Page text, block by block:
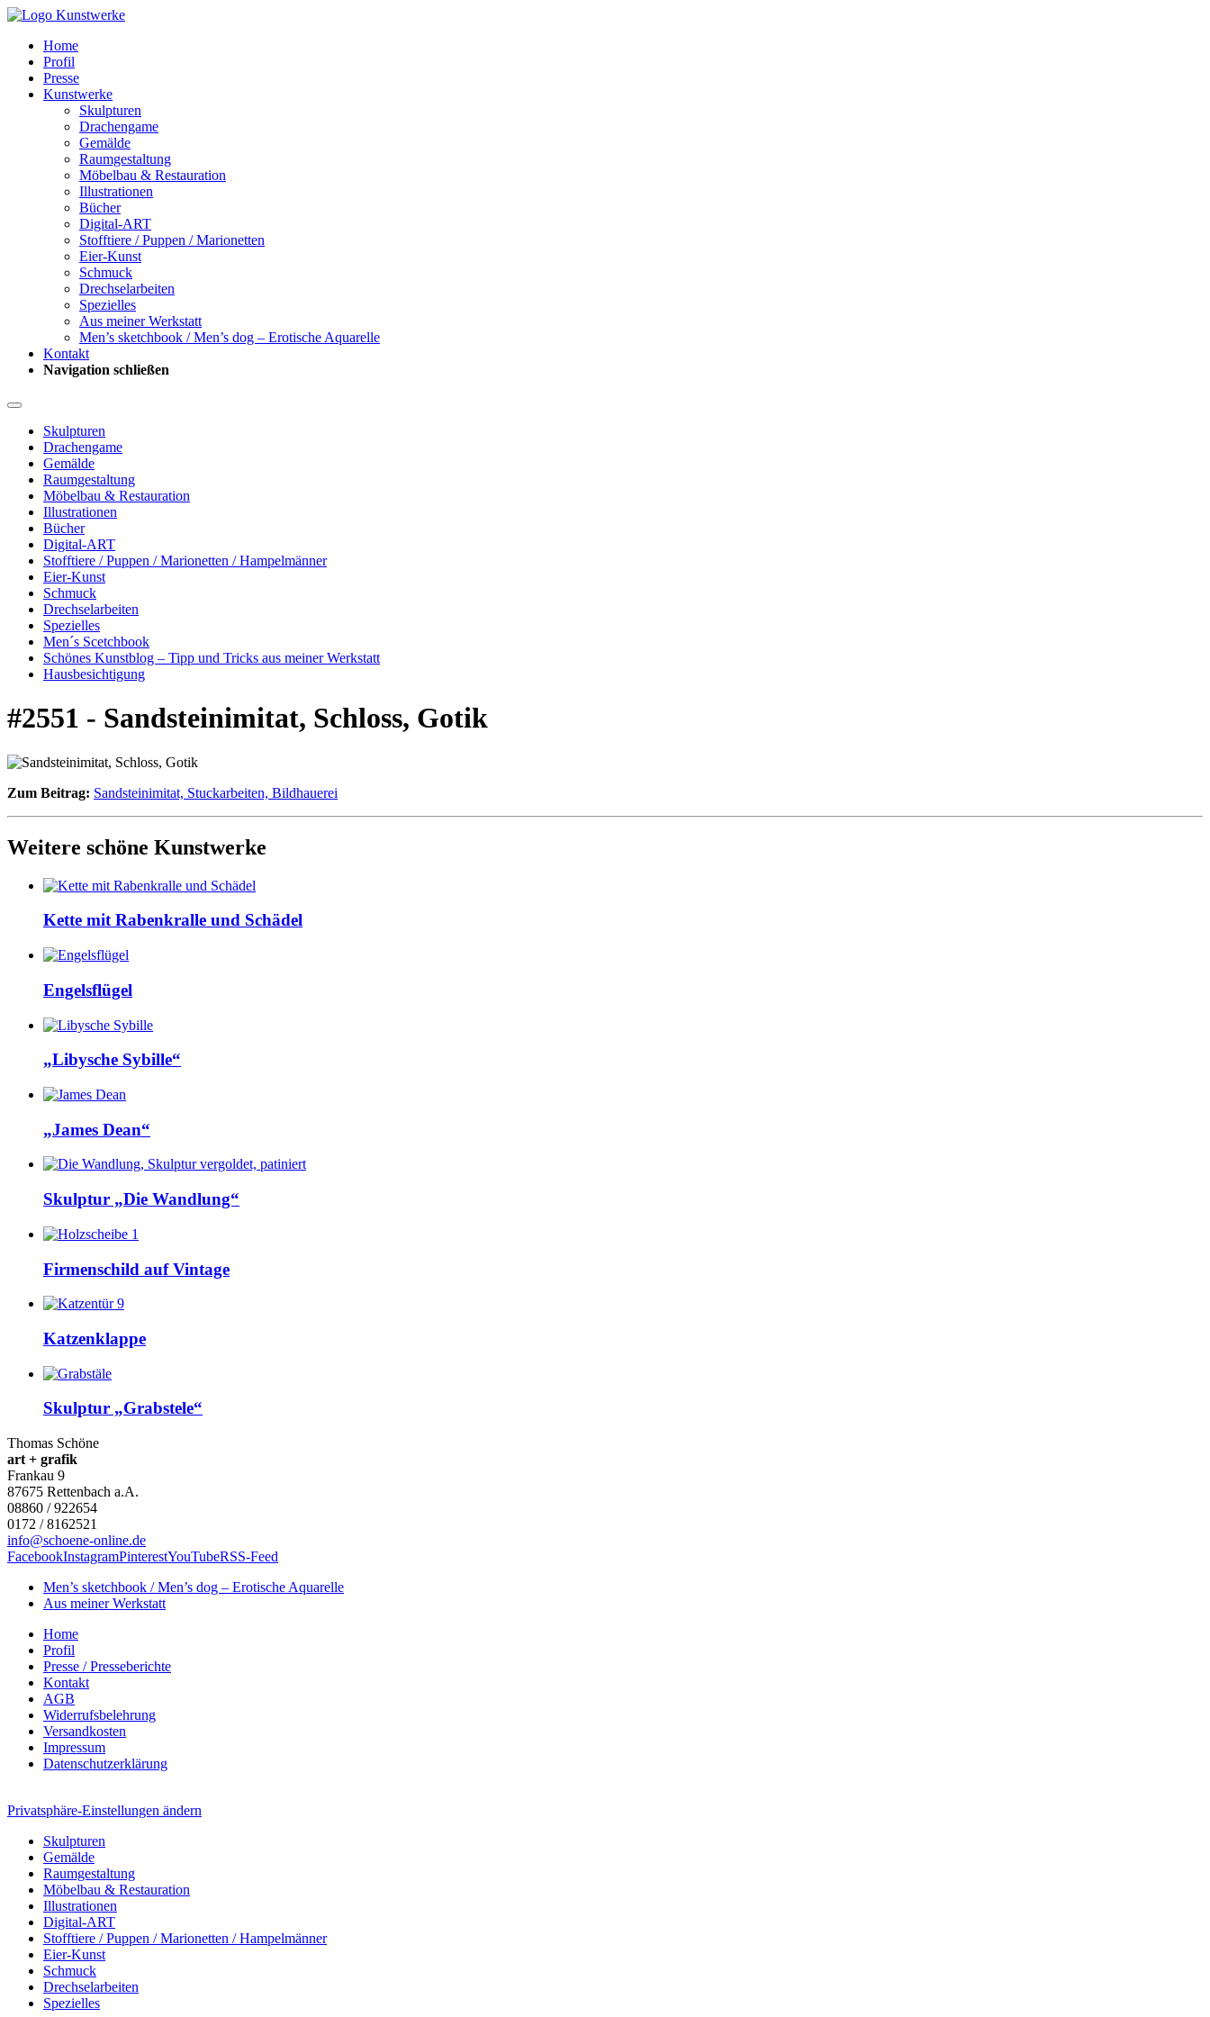
Home
Profil
Presse
Kunstwerke
Skulpturen
Drachengame
Gemälde
Raumgestaltung
Möbelbau & Restauration
Illustrationen
Bücher
Digital-ART
Stofftiere / Puppen / Marionetten
Eier-Kunst
Schmuck
Drechselarbeiten
Spezielles
Aus meiner Werkstatt
Men’s sketchbook / Men’s dog – Erotische Aquarelle
Kontakt
Navigation schließen
Skulpturen
Drachengame
Gemälde
Raumgestaltung
Möbelbau & Restauration
Illustrationen
Bücher
Digital-ART
Stofftiere / Puppen / Marionetten / Hampelmänner
Eier-Kunst
Schmuck
Drechselarbeiten
Spezielles
Men´s Scetchbook
Schönes Kunstblog – Tipp und Tricks aus meiner Werkstatt
Hausbesichtigung
#2551 - Sandsteinimitat, Schloss, Gotik
Zum Beitrag: Sandsteinimitat, Stuckarbeiten, Bildhauerei
Weitere schöne Kunstwerke
Kette mit Rabenkralle und Schädel
Engelsflügel
„Libysche Sybille“
„James Dean“
Skulptur „Die Wandlung“
Firmenschild auf Vintage
Katzenklappe
Skulptur „Grabstele“
Thomas Schöne
art + grafik
Frankau 9
87675 Rettenbach a.A.
08860 / 922654
0172 / 8162521
info@schoene-online.de
FacebookInstagramPinterestYouTubeRSS-Feed
Men’s sketchbook / Men’s dog – Erotische Aquarelle
Aus meiner Werkstatt
Home
Profil
Presse / Presseberichte
Kontakt
AGB
Widerrufsbelehrung
Versandkosten
Impressum
Datenschutzerklärung
Privatsphäre-Einstellungen ändern
Skulpturen
Gemälde
Raumgestaltung
Möbelbau & Restauration
Illustrationen
Digital-ART
Stofftiere / Puppen / Marionetten / Hampelmänner
Eier-Kunst
Schmuck
Drechselarbeiten
Spezielles